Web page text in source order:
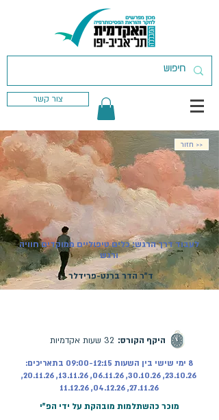
צור קשר
חזור >>
לעבוד דרך הרגש: כלים טיפוליים ממוקדים חוויה
ורגש
ד"ר הדר ברנט-פרידלר
היקף הקורס: 32 שעות אקדמיות
8 ימי שישי בין השעות 09:00-12:15 בתאריכים:
23.10.26, 30.10.26, 06.11.26, 13.11.26, 20.11.26,
27.11.26, 04.12.26, 11.12.26
מוכר כהשתלמות מובהקת על ידי הפ"י